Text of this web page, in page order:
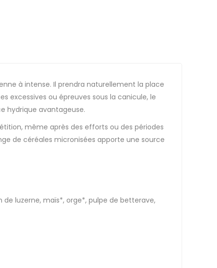
à intense. Il prendra naturellement la place
excessives ou épreuves sous la canicule, le
hydrique avantageuse.
même après des efforts ou des périodes
de céréales micronisées apporte une source
de luzerne, maïs*, orge*, pulpe de betterave,